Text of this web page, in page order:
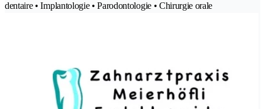
dentaire • Implantologie • Parodontologie • Chirurgie orale